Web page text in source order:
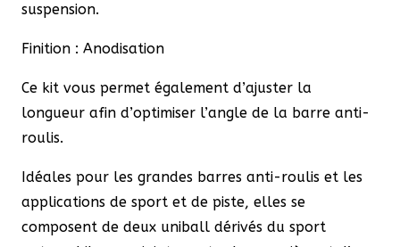
suspension.
Finition : Anodisation
Ce kit vous permet également d’ajuster la
longueur afin d’optimiser l’angle de la barre anti-
roulis.
Idéales pour les grandes barres anti-roulis et les
applications de sport et de piste, elles se
composent de deux uniball dérivés du sport